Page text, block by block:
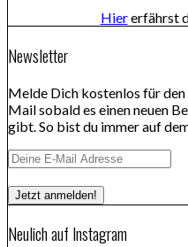
Hiererfährst
Newsletter
Melde Dich kostenlos für
Mail sobald es einen neuen
gibt. So bist du immer auf
Neulich auf Instagram